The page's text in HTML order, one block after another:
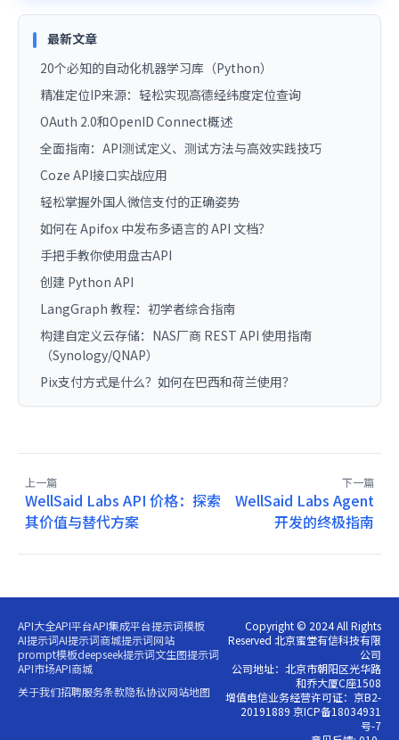
最新文章
20个必知的自动化机器学习库（Python）
精准定位IP来源：轻松实现高德经纬度定位查询
OAuth 2.0和OpenID Connect概述
全面指南：API测试定义、测试方法与高效实践技巧
Coze API接口实战应用
轻松掌握外国人微信支付的正确姿势
如何在 Apifox 中发布多语言的 API 文档？
手把手教你使用盘古API
创建 Python API
LangGraph 教程：初学者综合指南
构建自定义云存储：NAS厂商 REST API 使用指南
（Synology/QNAP）
Pix支付方式是什么？如何在巴西和荷兰使用？
上一篇
WellSaid Labs API 价格：探索
其价值与替代方案
下一篇
WellSaid Labs Agent
开发的终极指南
API大全API平台API集成平台提示词模板
AI提示词AI提示词商城提示词网站
prompt模板deepseek提示词文生图提示词
API市场API商城
关于我们招聘服务条款隐私协议网站地图
Copyright © 2024 All Rights
Reserved 北京蜜堂有信科技有限
公司
公司地址：北京市朝阳区光华路
和乔大厦C座1508
增值电信业务经营许可证：京B2-
20191889 京ICP备18034931
号-7